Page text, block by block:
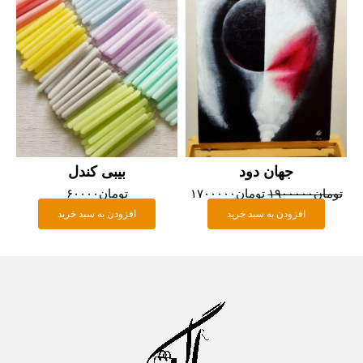
جهان دود
تومان۱۹۰۰۰۰۰
بود.
تومان۱۷۰۰۰۰۰
افزودن به سبد خرید
بیبی کندل
تومان۶۰۰۰۰
افزودن به سبد خرید